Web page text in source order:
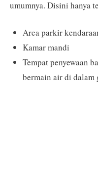
umumnya. Disini hanya
Area parkir
Kamar mandi
Tempat penyewaan
bermain air di dalam